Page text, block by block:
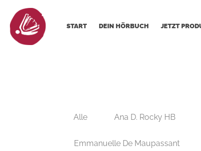
START DEIN HÖRBUCH JETZT
Alle Ana D. Rocky HB
Emmanuelle De Maupassant